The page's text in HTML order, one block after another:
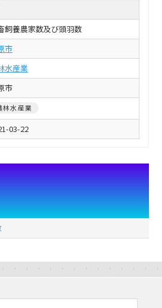
飼養農家数及び頭羽数
市
水産業
市
林水産業
03-22